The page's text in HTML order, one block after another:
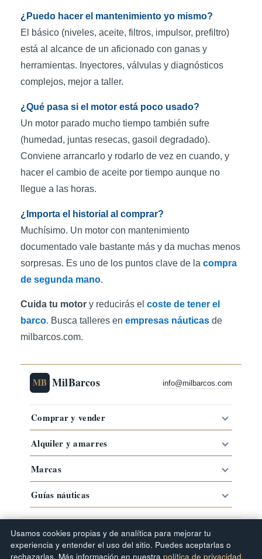
¿Puedo hacer el mantenimiento yo mismo?
El básico (niveles, aceite, filtros, impulsor, prefiltro)
está al alcance de un aficionado con ganas y
herramientas. Inyectores, válvulas y diagnósticos
complejos, mejor a taller.
¿Qué pasa si el motor está poco usado?
Un motor parado mucho tiempo también sufre
(humedad, juntas resecas, gasoil degradado).
Conviene arrancarlo y rodarlo de vez en cuando, y
hacer el cambio de aceite por tiempo aunque no
llegue a las horas.
¿Importa el historial al comprar?
Muchísimo. Un motor con mantenimiento
documentado vale bastante más y da muchas menos
sorpresas. Es uno de los puntos clave de la compra
de segunda mano.
Cuida tu motor y reducirás el coste de tener el
barco. Busca talleres en empresas náuticas de
milbarcos.com.
MB MilBarcos info@milbarcos.com
Comprar y vender
Alquiler y amarres
Marcas
Guías náuticas
Guías náuticas
© 2019–2026 MilBarcos · Portal náutico
Newsletter Milbarcos·Mapa del sitio·FAQ·Términos de uso·
Usamos cookies propias y de analítica para mejorar tu
experiencia y entender el uso del sitio. Puedes aceptarlas o
rechazarlas. Más información en nuestra política de privacidad.